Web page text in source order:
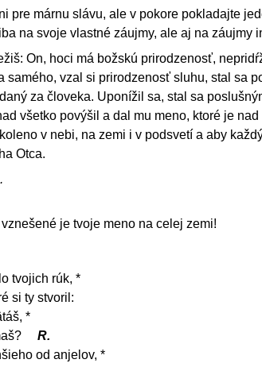
pre márnu slávu, ale v pokore pokladajte
na svoje vlastné záujmy, ale aj na záujmy
On, hoci má božskú prirodzenosť,
samého, vzal si prirodzenosť sluhu, stal sa
za človeka. Uponížil sa, stal sa
všetko povýšil a dal mu meno, ktoré je
v nebi, na zemi i v podsvetí a aby
Otca.
je tvoje meno na celej zemi!
tvojich rúk, *
si ty stvoril:
*
R.
od anjelov, *